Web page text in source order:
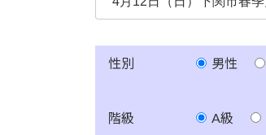
性別 男性
階級 A級